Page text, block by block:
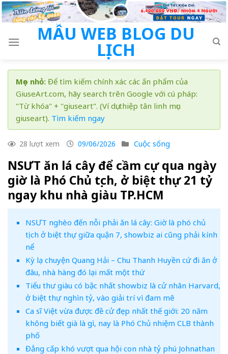
Skip
to
MẪU WEB BLOG DU
LỊCH
Mẹo nhỏ: Để tìm kiếm chính xác các ấn phẩm của
GiuseArt.com, hãy search trên Google với cú pháp:
"Từ khóa" + "giuseart". (Ví dụ: thiệp tân linh mục
giuseart). Tìm kiếm ngay
28 lượt xem 09/06/2026 Cuộc sống
NSƯT ăn lá cây để cầm cự qua ngày
giờ là Phó Chủ tịch, ở biệt thự 21 tỷ
ngay khu nhà giàu TP.HCM
NSƯT nghèo đến nỗi phải ăn lá cây: Giờ là phó chủ
tịch ở biệt thự giữa quận 7, showbiz ai cũng phải kính
nể
Kỳ lạ chuyện Quang Hải – Chu Thanh Huyền cứ đi ăn ở
đâu, nhà hàng đó lại mất một thứ
Tiểu thư giàu có bậc nhất showbiz là cử nhân Harvard,
ở biệt thự nghìn tỷ, vào giải trí vì đam mê
Ca sĩ Việt vừa được đề cử đẹp nhất thế giới: 20 năm
không biết già là gì, nay là Phó Chủ nhiệm CLB thành
phố
Đẳng cấp khó vượt qua hội con nhà tỷ phú Johnathan